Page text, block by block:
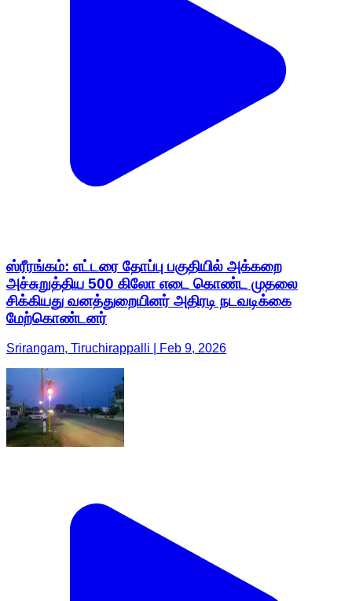
ஸ்ரீரங்கம்: எட்டரை தோப்பு பகுதியில் அக்கறை
அச்சுறுத்திய 500 கிலோ எடை கொண்ட முதலை
சிக்கியது வனத்துறையினர் அதிரடி நடவடிக்கை
மேற்கொண்டனர்
Srirangam, Tiruchirappalli | Feb 9, 2026